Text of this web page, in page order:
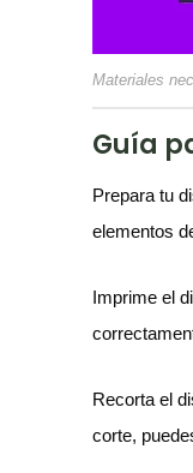
Materiales
Guía
Prepara tu
elementos
Imprime el
Recorta el
corte,